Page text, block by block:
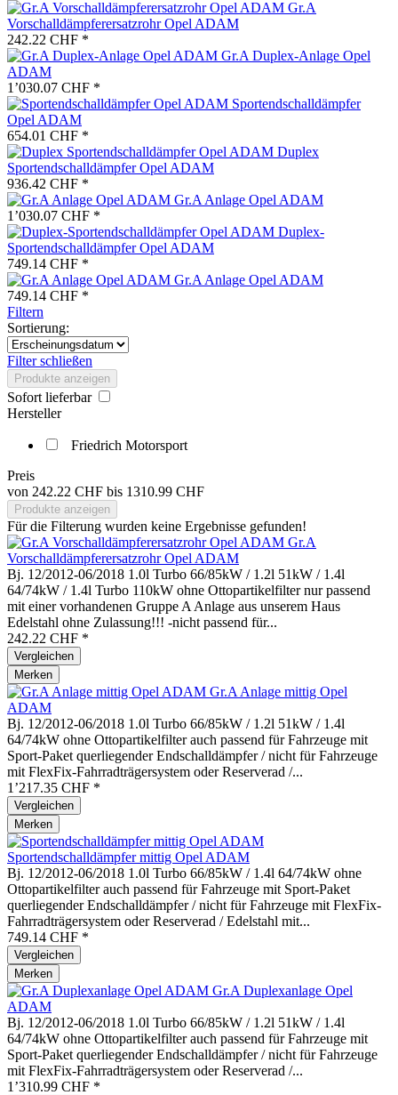
Gr.A
Vorschalldämpferersatzrohr Opel ADAM
242.22 CHF *
Gr.A Duplex-Anlage Opel
ADAM
1’030.07 CHF *
Sportendschalldämpfer
Opel ADAM
654.01 CHF *
Duplex
Sportendschalldämpfer Opel ADAM
936.42 CHF *
Gr.A Anlage Opel ADAM
1’030.07 CHF *
Duplex-
Sportendschalldämpfer Opel ADAM
749.14 CHF *
Gr.A Anlage Opel ADAM
749.14 CHF *
Filtern
Sortierung:
Filter schließen
Produkte anzeigen
Sofort lieferbar
Hersteller
Friedrich Motorsport
Preis
von 242.22 CHF bis 1310.99 CHF
Produkte anzeigen
Für die Filterung wurden keine Ergebnisse gefunden!
Gr.A
Vorschalldämpferersatzrohr Opel ADAM
Bj. 12/2012-06/2018 1.0l Turbo 66/85kW / 1.2l 51kW / 1.4l
64/74kW / 1.4l Turbo 110kW ohne Ottopartikelfilter nur passend
mit einer vorhandenen Gruppe A Anlage aus unserem Haus
Edelstahl ohne Zulassung!!! -nicht passend für...
242.22 CHF *
Vergleichen
Merken
Gr.A Anlage mittig Opel
ADAM
Bj. 12/2012-06/2018 1.0l Turbo 66/85kW / 1.2l 51kW / 1.4l
64/74kW ohne Ottopartikelfilter auch passend für Fahrzeuge mit
Sport-Paket querliegender Endschalldämpfer / nicht für Fahrzeuge
mit FlexFix-Fahrradträgersystem oder Reserverad /...
1’217.35 CHF *
Vergleichen
Merken
Sportendschalldämpfer mittig Opel ADAM
Bj. 12/2012-06/2018 1.0l Turbo 66/85kW / 1.4l 64/74kW ohne
Ottopartikelfilter auch passend für Fahrzeuge mit Sport-Paket
querliegender Endschalldämpfer / nicht für Fahrzeuge mit FlexFix-
Fahrradträgersystem oder Reserverad / Edelstahl mit...
749.14 CHF *
Vergleichen
Merken
Gr.A Duplexanlage Opel
ADAM
Bj. 12/2012-06/2018 1.0l Turbo 66/85kW / 1.2l 51kW / 1.4l
64/74kW ohne Ottopartikelfilter auch passend für Fahrzeuge mit
Sport-Paket querliegender Endschalldämpfer / nicht für Fahrzeuge
mit FlexFix-Fahrradträgersystem oder Reserverad /...
1’310.99 CHF *